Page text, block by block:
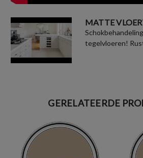
MATTE
tegelvloeren!
GERELATEERDE